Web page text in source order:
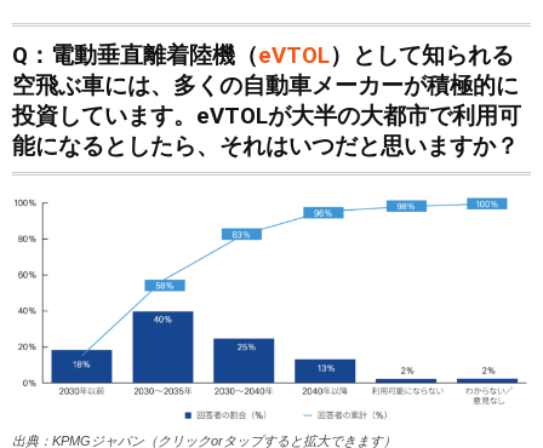
Q：電動垂直離着陸機（eVTOL）として知られる
空飛ぶ車には、多くの自動車メーカーが積極的に
投資しています。eVTOLが大半の大都市で利用可
能になるとしたら、それはいつだと思いますか？
出典：KPMGジャパン（クリックorタップすると拡大できます）